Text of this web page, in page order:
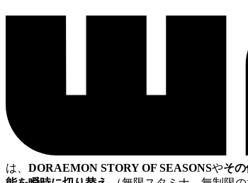
は、 DORAEMON STORY OF SEASONSやそ